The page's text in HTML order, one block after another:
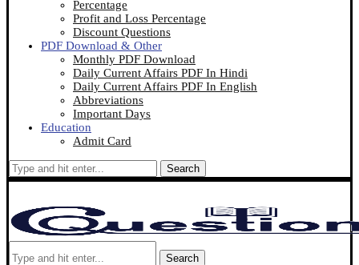
Percentage
Profit and Loss Percentage
Discount Questions
PDF Download & Other
Monthly PDF Download
Daily Current Affairs PDF In Hindi
Daily Current Affairs PDF In English
Abbreviations
Important Days
Education
Admit Card
Search
Search